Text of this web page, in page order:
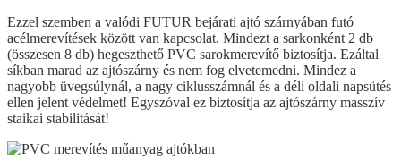
Ezzel szemben a valódi FUTUR bejárati ajtó szárnyában futó
acélmerevítések között van kapcsolat. Mindezt a sarkonként 2 db
(összesen 8 db) hegeszthető PVC sarokmerevítő biztosítja. Ezáltal
síkban marad az ajtószárny és nem fog elvetemedni. Mindez a
nagyobb üvegsúlynál, a nagy ciklusszámnál és a déli oldali napsütés
ellen jelent védelmet! Egyszóval ez biztosítja az ajtószárny masszív
staikai stabilitását!